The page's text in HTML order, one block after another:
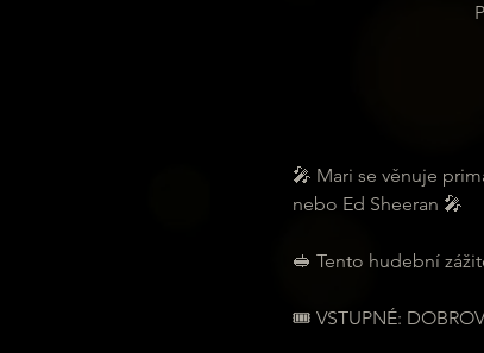
🎤 Mari se věnuje
nebo Ed Sheeran 🎤
🥪 Tento hudební
🎟 VSTUPNÉ: